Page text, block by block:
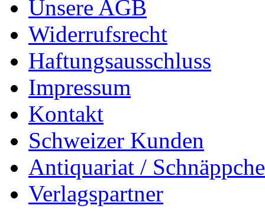
Unsere AGB
Widerrufsrecht
Haftungsausschluss
Impressum
Kontakt
Schweizer Kunden
Antiquariat /
Verlagspartner